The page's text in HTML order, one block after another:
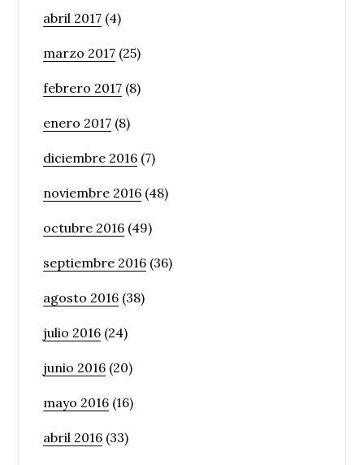
abril 2017 (4)
marzo 2017 (25)
febrero 2017 (8)
enero 2017 (8)
diciembre 2016 (7)
noviembre 2016 (48)
octubre 2016 (49)
septiembre 2016 (36)
agosto 2016 (38)
julio 2016 (24)
junio 2016 (20)
mayo 2016 (16)
abril 2016 (33)